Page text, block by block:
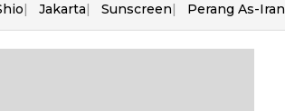
Jakarta Sunscreen Perang As-Iran